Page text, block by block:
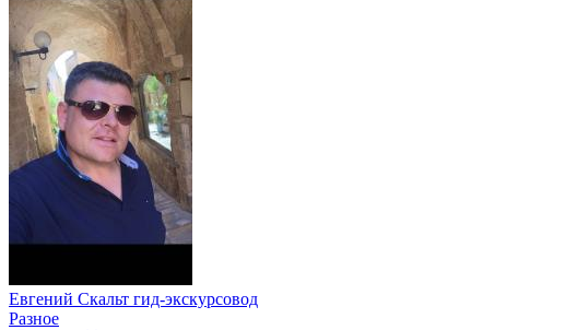
Евгений Скальт гид-экскурсовод
Разное